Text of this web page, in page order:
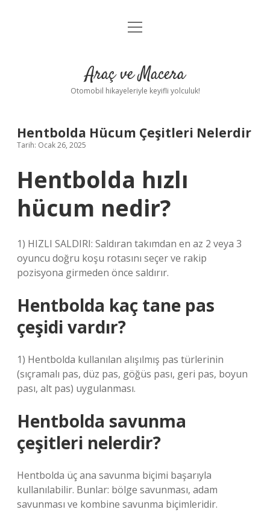
Anasayfa
Yasal Uyarı
menüyü
Araç ve Macera
Otomobil hikayeleriyle keyifli yolculuk!
Hentbolda Hücum Çeşitleri Nelerdir
Tarih: Ocak 26, 2025
Hentbolda hızlı
hücum nedir?
1) HIZLI SALDIRI: Saldıran takımdan en az 2 veya 3
oyuncu doğru koşu rotasını seçer ve rakip
pozisyona girmeden önce saldırır.
Hentbolda kaç tane pas
çeşidi vardır?
1) Hentbolda kullanılan alışılmış pas türlerinin
(sıçramalı pas, düz pas, göğüs pası, geri pas, boyun
pası, alt pas) uygulanması.
Hentbolda savunma
çeşitleri nelerdir?
Hentbolda üç ana savunma biçimi başarıyla
kullanılabilir. Bunlar: bölge savunması, adam
savunması ve kombine savunma biçimleridir.